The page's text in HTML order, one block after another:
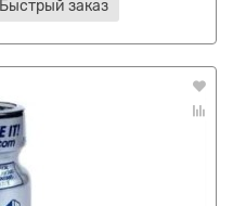
Быстрый заказ